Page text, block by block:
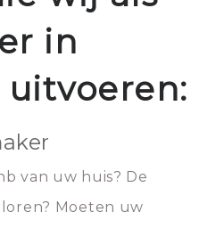
in
van uw huis? De
Moeten uw